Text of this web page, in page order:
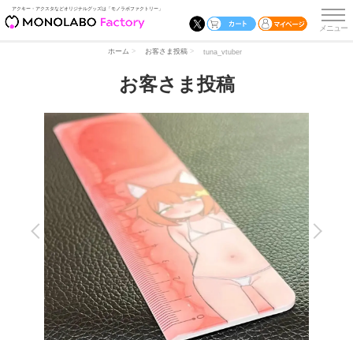
アクキー・アクスタなどオリジナルグッズは「モノラボファクトリー」
ホーム お客さま投稿 tuna_vtuber
お客さま投稿